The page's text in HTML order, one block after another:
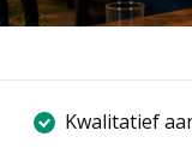
Kwalitatief